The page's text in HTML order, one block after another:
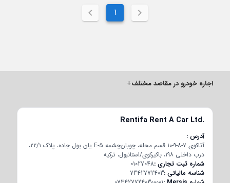
1
اجاره خودرو در مقاصد مختلف+
Rentifa Rent A Car Ltd.
آدرس
آتاکوی ۷-۸-۹-۱۰ قسم محله، چوبان‌چشمه E-5 یان یول جاده، پلاک ۲۲/۱،
درب داخلی ۱۹۸، باکیرکوی/استانبول، ترکیه
شماره ثبت تجاری01027048
شناسه مالیاتی7342772403